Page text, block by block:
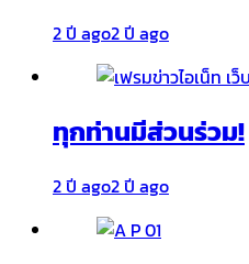
2 ปี ago2 ปี ago
ทุกท่านมีส่วนร่วม!
2 ปี ago2 ปี ago